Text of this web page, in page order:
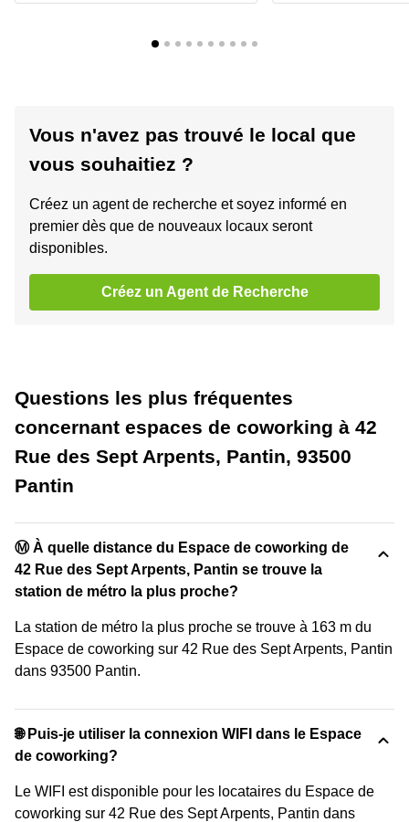
Vous n'avez pas trouvé le local que
vous souhaitiez ?
Créez un agent de recherche et soyez informé en
premier dès que de nouveaux locaux seront
disponibles.
Créez un Agent de Recherche
Questions les plus fréquentes
concernant espaces de coworking à 42
Rue des Sept Arpents, Pantin, 93500
Pantin
Ⓜ️ À quelle distance du Espace de coworking de
42 Rue des Sept Arpents, Pantin se trouve la
station de métro la plus proche?
La station de métro la plus proche se trouve à 163 m du
Espace de coworking sur 42 Rue des Sept Arpents, Pantin
dans 93500 Pantin.
🌐 Puis-je utiliser la connexion WIFI dans le Espace
de coworking?
Le WIFI est disponible pour les locataires du Espace de
coworking sur 42 Rue des Sept Arpents, Pantin dans